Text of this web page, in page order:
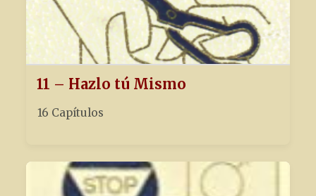
11 – Hazlo tú Mismo
16 Capítulos